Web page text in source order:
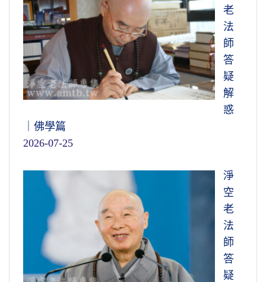
老
法
師
答
疑
解
惑
｜佛學篇
2026-07-25
淨
空
老
法
師
答
疑